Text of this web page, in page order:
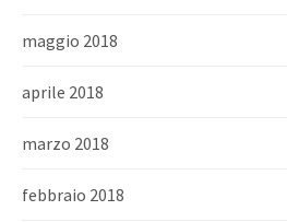
maggio 2018
aprile 2018
marzo 2018
febbraio 2018